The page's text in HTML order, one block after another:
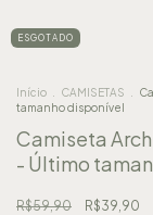
ESGOTADO
Início CAMISETAS
tamanho disponível
Camiseta
- Último
R$59,90 R$39,90